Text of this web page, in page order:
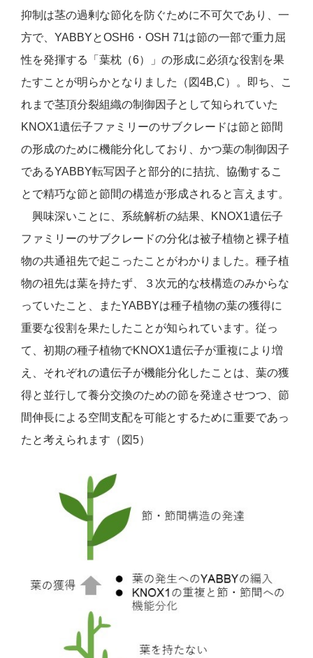
抑制は茎の過剰な節化を防ぐために不可欠であり、一
方で、YABBYとOSH6・OSH 71は節の一部で重力屈
性を発揮する「葉枕（6）」の形成に必須な役割を果
たすことが明らかとなりました（図4B,C）。即ち、こ
れまで茎頂分裂組織の制御因子として知られていた
KNOX1遺伝子ファミリーのサブクレードは節と節間
の形成のために機能分化しており、かつ葉の制御因子
であるYABBY転写因子と部分的に拮抗、協働するこ
とで精巧な節と節間の構造が形成されると言えます。
興味深いことに、系統解析の結果、KNOX1遺伝子
ファミリーのサブクレードの分化は被子植物と裸子植
物の共通祖先で起こったことがわかりました。種子植
物の祖先は葉を持たず、３次元的な枝構造のみからな
っていたこと、またYABBYは種子植物の葉の獲得に
重要な役割を果たしたことが知られています。従っ
て、初期の種子植物でKNOX1遺伝子が重複により増
え、それぞれの遺伝子が機能分化したことは、葉の獲
得と並行して養分交換のための節を発達させつつ、節
間伸長による空間支配を可能とするために重要であっ
たと考えられます（図5）